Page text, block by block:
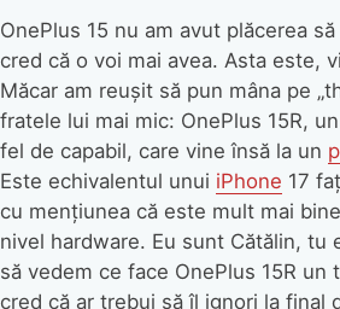
OnePlus 15 nu am avut plăcerea
cred că o voi mai avea. Asta este,
Măcar am reușit să pun mâna pe
fratele lui mai mic: OnePlus 15R,
fel de capabil, care vine însă la un
Este echivalentul unui iPhone 17
cu mențiunea că este mult mai
nivel hardware. Eu sunt Cătălin, tu
să vedem ce face OnePlus 15R un
cred că ar trebui să îl ignori la final